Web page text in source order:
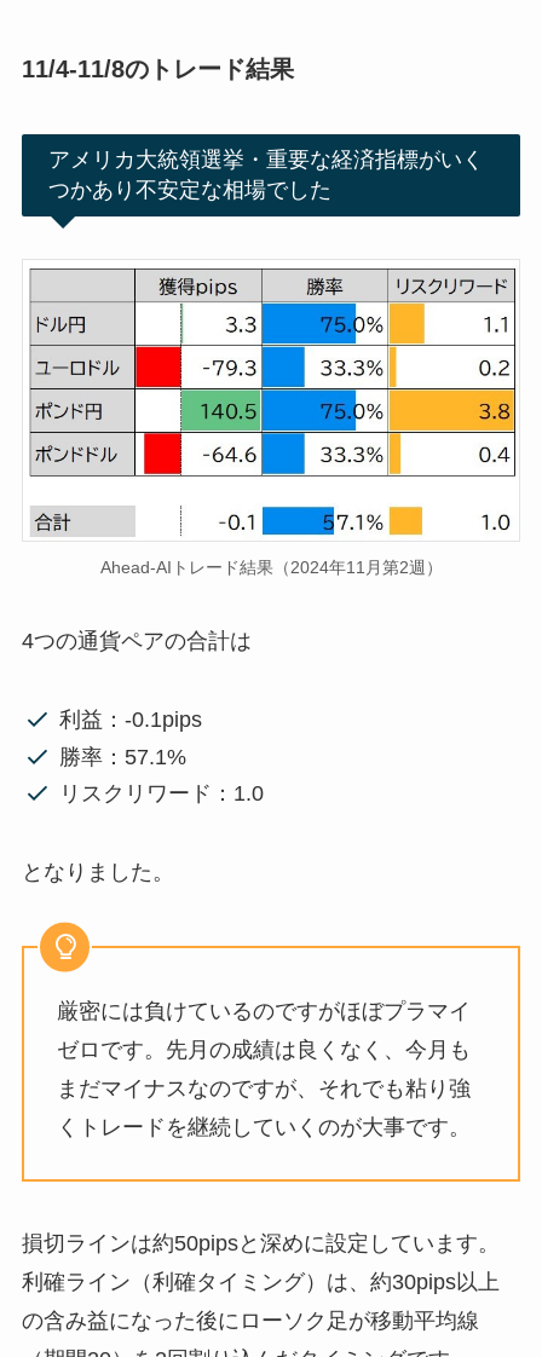
11/4-11/8のトレード結果
アメリカ大統領選挙・重要な経済指標がいく
つかあり不安定な相場でした
Ahead-AIトレード結果（2024年11月第2週）
4つの通貨ペアの合計は
利益：-0.1pips
勝率：57.1%
リスクリワード：1.0
となりました。
厳密には負けているのですがほぼプラマイ
ゼロです。先月の成績は良くなく、今月も
まだマイナスなのですが、それでも粘り強
くトレードを継続していくのが大事です。
損切ラインは約50pipsと深めに設定しています。
利確ライン（利確タイミング）は、約30pips以上
の含み益になった後にローソク足が移動平均線